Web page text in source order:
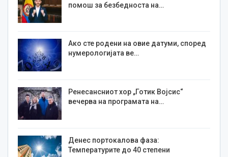
помош за безбедноста на…
Ако сте родени на овие датуми, според
нумерологијата ве…
Ренесансниот хор „Готик Војсис“
вечерва на програмата на…
Денес портокалова фаза:
Температурите до 40 степени